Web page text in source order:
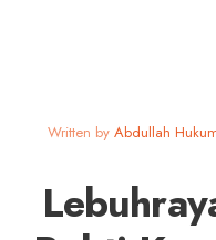
Written by Abdullah